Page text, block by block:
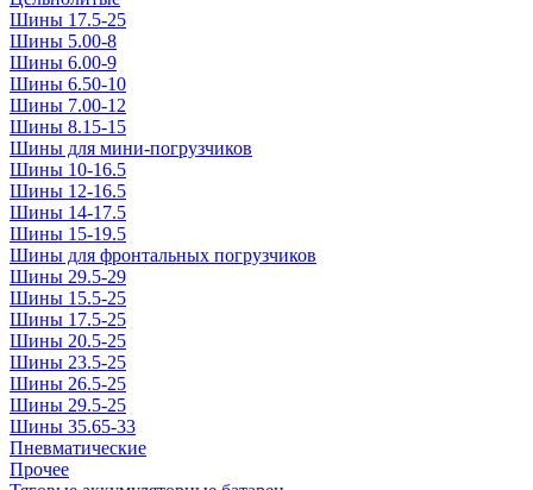
Шины 17.5-25
Шины 5.00-8
Шины 6.00-9
Шины 6.50-10
Шины 7.00-12
Шины 8.15-15
Шины для мини-погрузчиков
Шины 10-16.5
Шины 12-16.5
Шины 14-17.5
Шины 15-19.5
Шины для фронтальных погрузчиков
Шины 29.5-29
Шины 15.5-25
Шины 17.5-25
Шины 20.5-25
Шины 23.5-25
Шины 26.5-25
Шины 29.5-25
Шины 35.65-33
Пневматические
Прочее